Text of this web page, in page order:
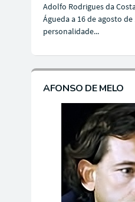
Adolfo Rodrigues da
Águeda a 16 de agosto de
personalidade...
AFONSO DE MELO